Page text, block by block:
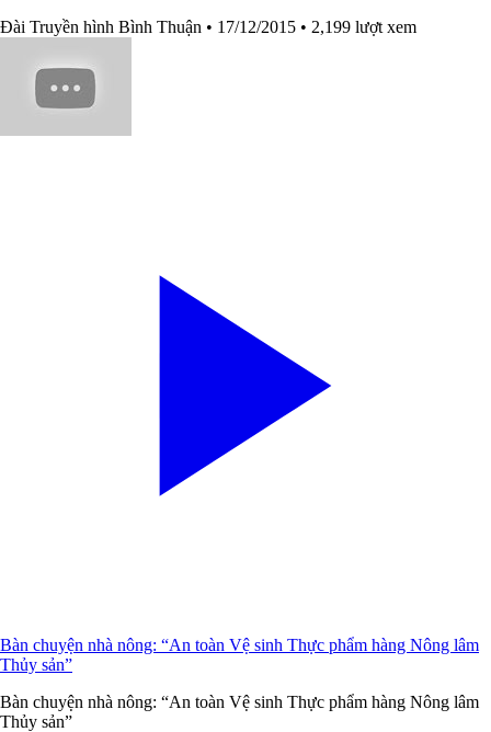
Đài Truyền hình Bình Thuận • 17/12/2015 • 2,199 lượt xem
Bàn chuyện nhà nông: “An toàn Vệ sinh Thực phẩm hàng Nông lâm
Thủy sản”
Bàn chuyện nhà nông: “An toàn Vệ sinh Thực phẩm hàng Nông lâm
Thủy sản”